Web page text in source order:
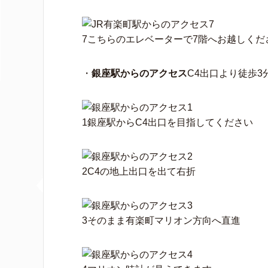
7こちらのエレベーターで7階へお越しくだ
・ 銀座駅からのアクセスC4出口より徒歩3
1銀座駅からC4出口を目指してください
2C4の地上出口を出て右折
3そのまま有楽町マリオン方向へ直進